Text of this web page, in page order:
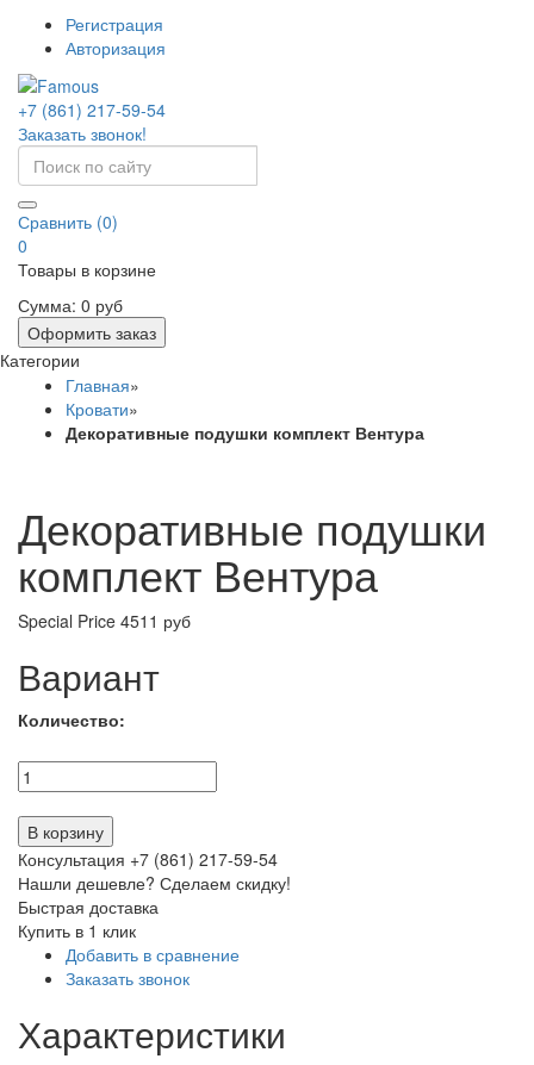
Регистрация
Авторизация
+7 (861) 217-59-54
Заказать звонок!
Сравнить (0)
0
Товары в корзине
Сумма: 0 руб
Оформить заказ
Категории
Главная»
Кровати»
Декоративные подушки комплект Вентура
Декоративные подушки
комплект Вентура
Special Price 4511 руб
Вариант
Количество:
В корзину
Консультация +7 (861) 217-59-54
Нашли дешевле? Сделаем скидку!
Быстрая доставка
Купить в 1 клик
Добавить в сравнение
Заказать звонок
Характеристики